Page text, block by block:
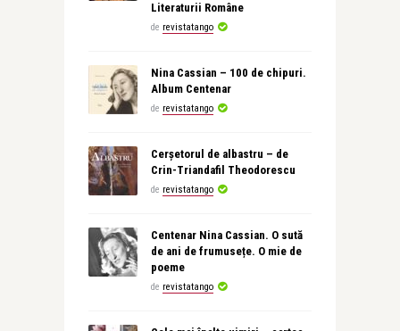
Literaturii Române
de revistatango
Nina Cassian – 100 de chipuri.
Album Centenar
de revistatango
Cerșetorul de albastru – de
Crin-Triandafil Theodorescu
de revistatango
Centenar Nina Cassian. O sută
de ani de frumusețe. O mie de
poeme
de revistatango